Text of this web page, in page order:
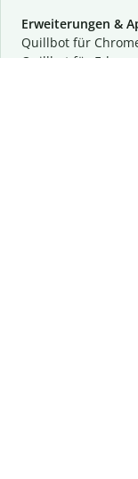
Erweiterungen &
Quillbot für
Quillbot für Edge